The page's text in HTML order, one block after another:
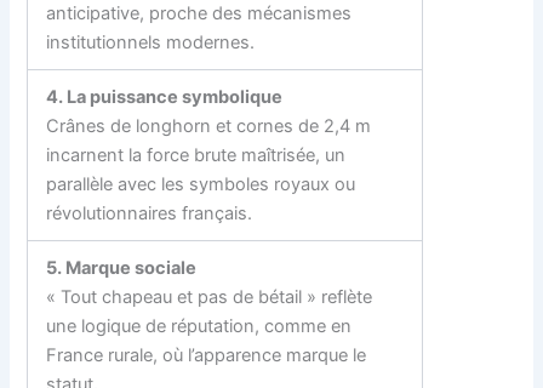
anticipative, proche des mécanismes
institutionnels modernes.
4. La puissance symbolique
Crânes de longhorn et cornes de 2,4 m
incarnent la force brute maîtrisée, un
parallèle avec les symboles royaux ou
révolutionnaires français.
5. Marque sociale
« Tout chapeau et pas de bétail » reflète
une logique de réputation, comme en
France rurale, où l’apparence marque le